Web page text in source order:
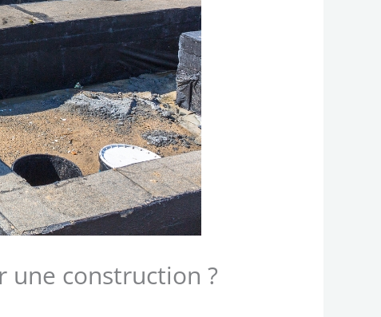
une construction ?